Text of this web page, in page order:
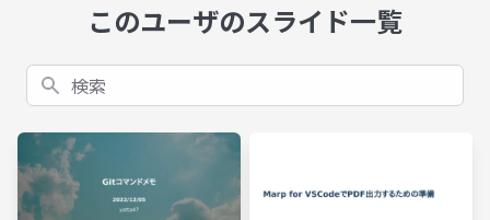
このユーザのスライド一覧
検索